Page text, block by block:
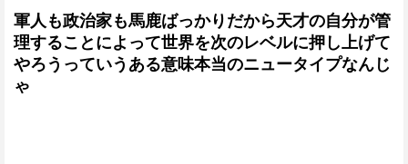
軍人も政治家も馬鹿ばっかりだから天才の自分が管
理することによって世界を次のレベルに押し上げて
やろうっていうある意味本当のニュータイプなんじ
ゃ